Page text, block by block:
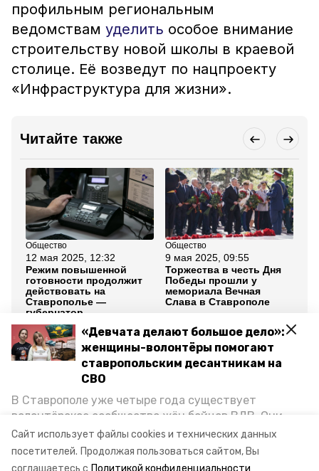
Сайт использует файлы cookies и технических данных
посетителей. Продолжая пользоваться сайтом, Вы
соглашаетесь с Политикой конфиденциальности
«Девчата делают большое дело»:
женщины-волонтёры помогают
ставропольским десантникам на
СВО
В Ставрополе уже четыре года существует
волонтёрское сообщество жён бойцов ВДВ. Они
организуют сборы вещей и продуктов для
участников спецоперации и лично отвозят всё это
на передовую. Девушки рассказали «Победе26», как
профильным региональным
ведомствам уделить особое внимание
строительству новой школы в краевой
столице. Её возведут по нацпроекту
«Инфраструктура для жизни».
Читайте также
Общество
12 мая 2025, 12:32
Режим повышенной
готовности продолжит
действовать на
Ставрополье —
губернатор
Общество
9 мая 2025, 09:55
Торжества в честь Дня
Победы прошли у
мемориала Вечная
Слава в Ставрополе
Все новости
ставропольский край